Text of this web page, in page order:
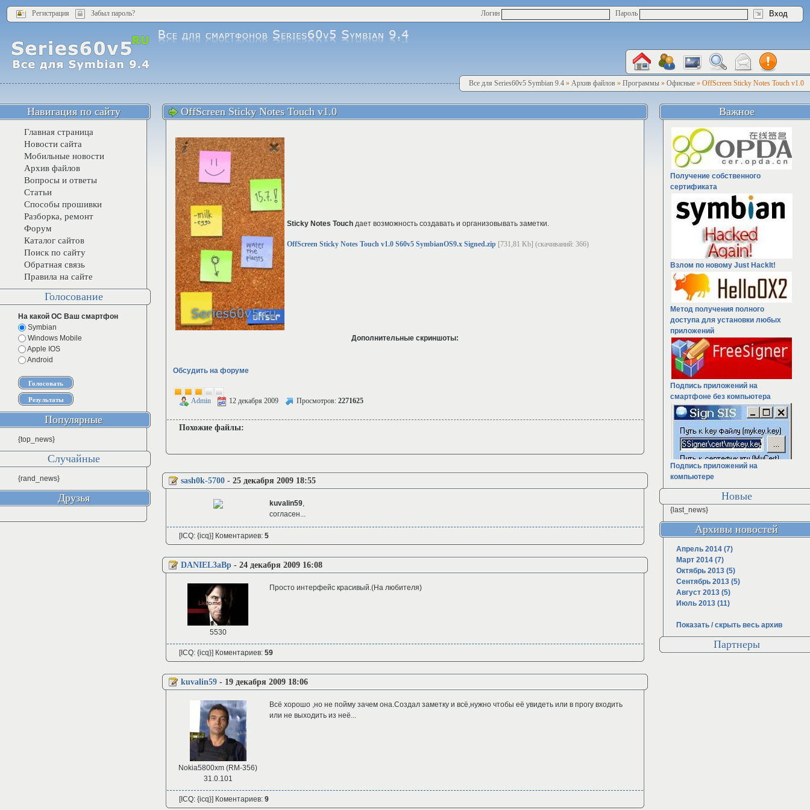
Регистрация Забыл пароль? Логин Пароль
Все для Series60v5 Symbian 9.4 » Архив файлов » Программы » Офисные » OffScreen Sticky Notes Touch v1.0
OffScreen Sticky Notes Touch v1.0
Sticky Notes Touch дает возможность создавать и организовывать заметки.
OffScreen Sticky Notes Touch v1.0 S60v5 SymbianOS9.x Signed.zip [731,81 Kb] (cкачиваний: 366)
Дополнительные скриншоты:
Обсудить на форуме
Admin 12 декабря 2009 Просмотров: 2271625
Похожие файлы:
sash0k-5700 - 25 декабря 2009 18:55
kuvalin59,
согласен...
[ICQ: {icq}] Коментариев: 5
DANIEL3aBp - 24 декабря 2009 16:08
5530
Просто интерфейс красивый.(На любителя)
[ICQ: {icq}] Коментариев: 59
kuvalin59 - 19 декабря 2009 18:06
Nokia5800xm (RM-356)
31.0.101
Всё хорошо ,но не пойму зачем она.Создал заметку и всё,нужно чтобы её увидеть или в прогу входить
или не выходить из неё...
[ICQ: {icq}] Коментариев: 9
Навигация по сайту
Главная страница
Новости сайта
Мобильные новости
Архив файлов
Вопросы и ответы
Статьи
Способы прошивки
Разборка, ремонт
Форум
Каталог сайтов
Поиск по сайту
Обратная связь
Правила на сайте
Голосование
На какой ОС Ваш смартфон
Symbian
Windows Mobile
Apple IOS
Android
Популярные
{top_news}
Случайные
{rand_news}
Друзья
Важное
Получение собственного
сертификата
Взлом по новому Just HackIt!
Метод получения полного
доступа для установки любых
приложений
Подпись приложений на
смартфоне без компьютера
Подпись приложений на
компьютере
Новые
{last_news}
Архивы новостей
Апрель 2014 (7)
Март 2014 (7)
Октябрь 2013 (5)
Сентябрь 2013 (5)
Август 2013 (5)
Июль 2013 (11)
Показать / скрыть весь архив
Партнеры